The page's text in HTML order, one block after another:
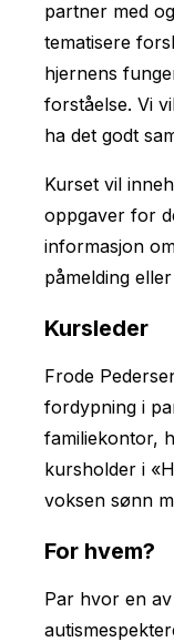
partner med
tematisere
hjernens
forståelse. Vi
ha det godt
Kurset vil
oppgaver for
informasjon
påmelding
Kursleder
Frode
fordypning i
familiekontor,
kursholder i
voksen sønn
For hvem?
Par hvor en